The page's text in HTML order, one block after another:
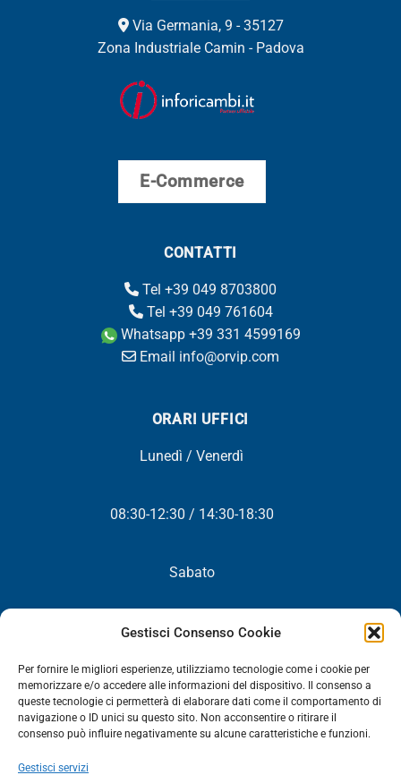
Gestisci Consenso Cookie
Per fornire le migliori esperienze, utilizziamo tecnologie come i cookie per
memorizzare e/o accedere alle informazioni del dispositivo. Il consenso a
queste tecnologie ci permetterà di elaborare dati come il comportamento di
navigazione o ID unici su questo sito. Non acconsentire o ritirare il
consenso può influire negativamente su alcune caratteristiche e funzioni.
Gestisci servizi
Via Germania, 9 - 35127
Zona Industriale Camin - Padova
E-Commerce
CONTATTI
Tel +39 049 8703800
Tel +39 049 761604
Whatsapp +39 331 4599169
Email info@orvip.com
ORARI UFFICI
Lunedì / Venerdì
08:30-12:30 / 14:30-18:30
Sabato
Chiuso
NEWSLETTER